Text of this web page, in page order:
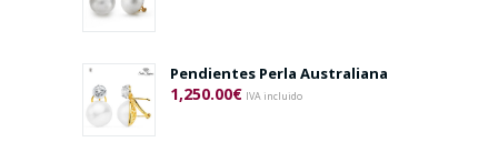
Pendientes Perla Australiana
1,250.00€ IVA incluido